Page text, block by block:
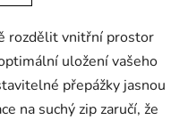
rozdělit vnitřní prostor
uložení vašeho
přepážky jasnou
na suchý zip zaručí, že